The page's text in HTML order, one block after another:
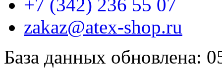
+7 (342) 236 55 07
zakaz@atex-shop.ru
База данных обновлена: